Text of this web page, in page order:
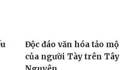
Độc đáo văn hóa tảo mộ
của người Tày trên Tây